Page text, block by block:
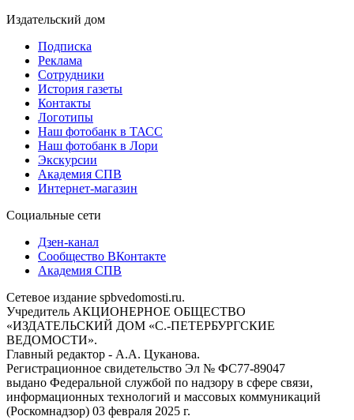
Издательский дом
Подписка
Реклама
Сотрудники
История газеты
Контакты
Логотипы
Наш фотобанк в ТАСС
Наш фотобанк в Лори
Экскурсии
Академия СПВ
Интернет-магазин
Социальные сети
Дзен-канал
Сообщество ВКонтакте
Академия СПВ
Сетевое издание spbvedomosti.ru.
Учредитель АКЦИОНЕРНОЕ ОБЩЕСТВО
«ИЗДАТЕЛЬСКИЙ ДОМ «С.-ПЕТЕРБУРГСКИЕ
ВЕДОМОСТИ».
Главный редактор - А.А. Цуканова.
Регистрационное свидетельство Эл № ФС77-89047
выдано Федеральной службой по надзору в сфере связи,
информационных технологий и массовых коммуникаций
(Роскомнадзор) 03 февраля 2025 г.